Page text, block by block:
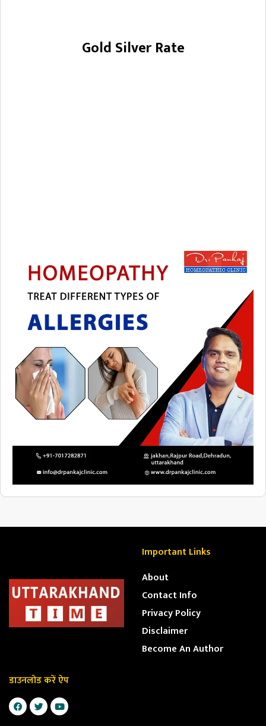
Gold Silver Rate
Important Links
About
Contact Info
Privacy Policy
Disclaimer
Become An Author
डाउनलोड करें ऐप